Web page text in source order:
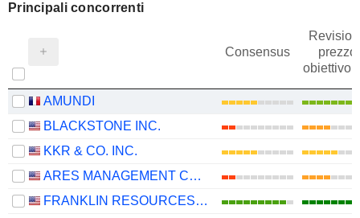
Principali concorrenti
Consensus
prezzo
obiettivo
AMUNDI
BLACKSTONE INC.
KKR & CO. INC.
ARES MANAGEMENT CORPORATION
FRANKLIN RESOURCES, INC.